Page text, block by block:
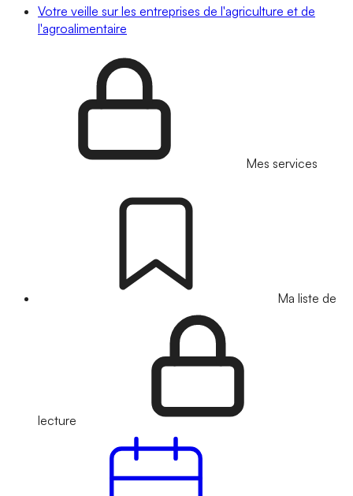
Votre veille sur les entreprises de l'agriculture et de
l'agroalimentaire
Mes services
Ma liste de
lecture